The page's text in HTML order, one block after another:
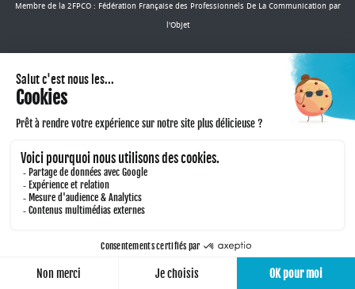
DEVIS EXPRESS JE PERSONNALISE
Membre de la 2FPCO : Fédération Française des Professionnels De La Communication par
l'Objet
Mentions légales